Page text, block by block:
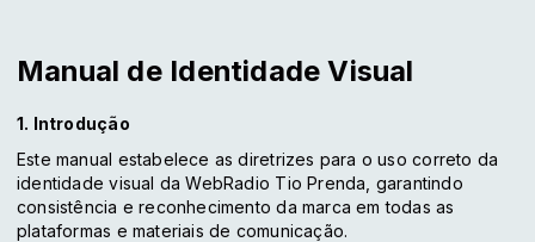
Manual de Identidade Visual
1. Introdução
Este manual estabelece as diretrizes para o uso correto da
identidade visual da WebRadio Tio Prenda, garantindo
consistência e reconhecimento da marca em todas as
plataformas e materiais de comunicação.